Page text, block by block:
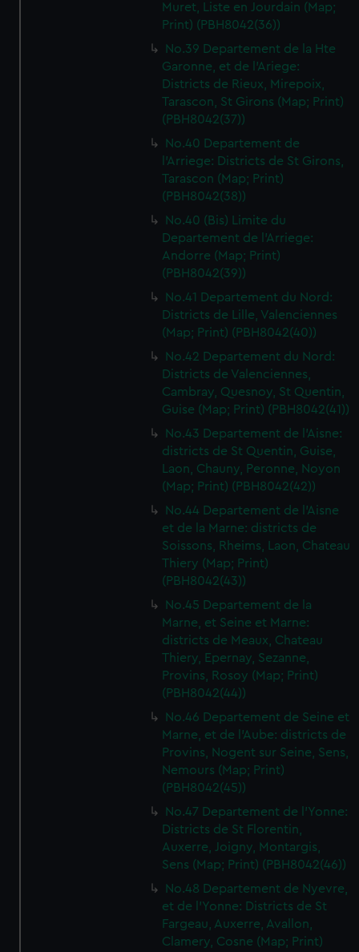
Muret, Liste en Jourdain (Map;
Print) (PBH8042(36))
No.39 Departement de la Hte
Garonne, et de l'Ariege:
Districts de Rieux, Mirepoix,
Tarascon, St Girons (Map; Print)
(PBH8042(37))
No.40 Departement de
l'Arriege: Districts de St Girons,
Tarascon (Map; Print)
(PBH8042(38))
No.40 (Bis) Limite du
Departement de l'Arriege:
Andorre (Map; Print)
(PBH8042(39))
No.41 Departement du Nord:
Districts de Lille, Valenciennes
(Map; Print) (PBH8042(40))
No.42 Departement du Nord:
Districts de Valenciennes,
Cambray, Quesnoy, St Quentin,
Guise (Map; Print) (PBH8042(41))
No.43 Departement de l'Aisne:
districts de St Quentin, Guise,
Laon, Chauny, Peronne, Noyon
(Map; Print) (PBH8042(42))
No.44 Departement de l'Aisne
et de la Marne: districts de
Soissons, Rheims, Laon, Chateau
Thiery (Map; Print)
(PBH8042(43))
No.45 Departement de la
Marne, et Seine et Marne:
districts de Meaux, Chateau
Thiery, Epernay, Sezanne,
Provins, Rosoy (Map; Print)
(PBH8042(44))
No.46 Departement de Seine et
Marne, et de l'Aube: districts de
Provins, Nogent sur Seine, Sens,
Nemours (Map; Print)
(PBH8042(45))
No.47 Departement de l'Yonne:
Districts de St Florentin,
Auxerre, Joigny, Montargis,
Sens (Map; Print) (PBH8042(46))
No.48 Departement de Nyevre,
et de l'Yonne: Districts de St
Fargeau, Auxerre, Avallon,
Clamery, Cosne (Map; Print)